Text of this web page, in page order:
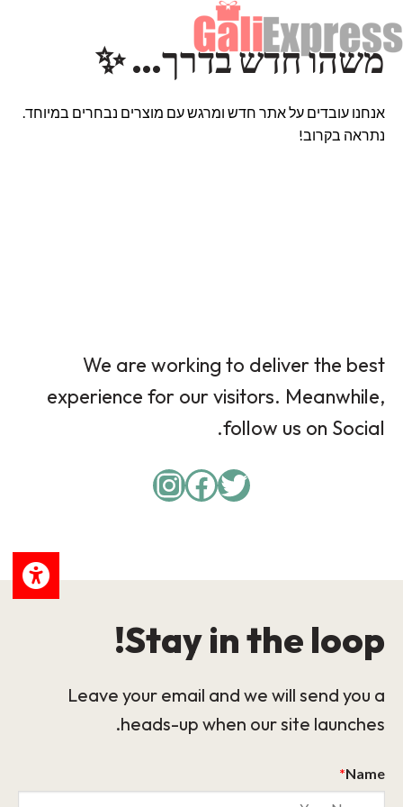
משהו חדש בדרך… ✨
אנחנו עובדים על אתר חדש ומרגש עם מוצרים נבחרים במיוחד.
נתראה בקרוב!
We are working to deliver the best
experience for our visitors. Meanwhile,
follow us on Social.
Twitter
Facebook
Instagram
Stay in the loop!
Leave your email and we will send you a
heads-up when our site launches.
Name
*